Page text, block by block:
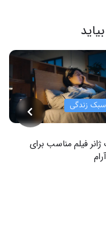
سبک زندگی
ژانر فیلم مناسب برای